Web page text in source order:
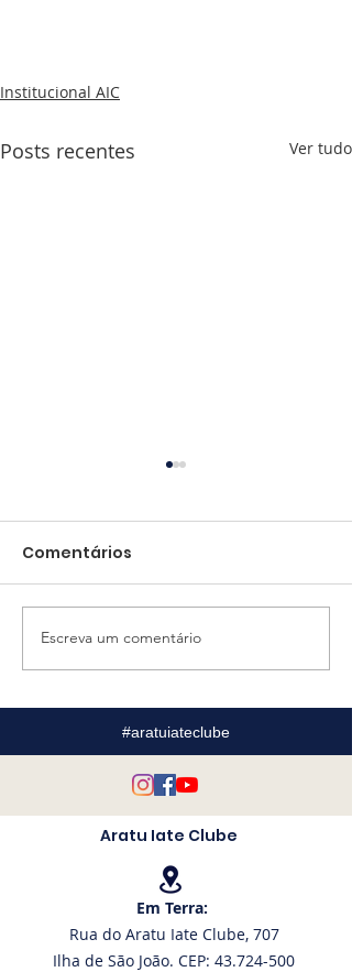
Institucional AIC
Posts recentes Ver tudo
AIC firma parceria
com descontos
exclusivos na Marina
de Itaparica
Comentários
Escreva um comentário
#aratuiateclube
Aratu Iate Clube
Em Terra:
Rua do Aratu Iate Clube, 707
Ilha de São João. CEP: 43.724-500